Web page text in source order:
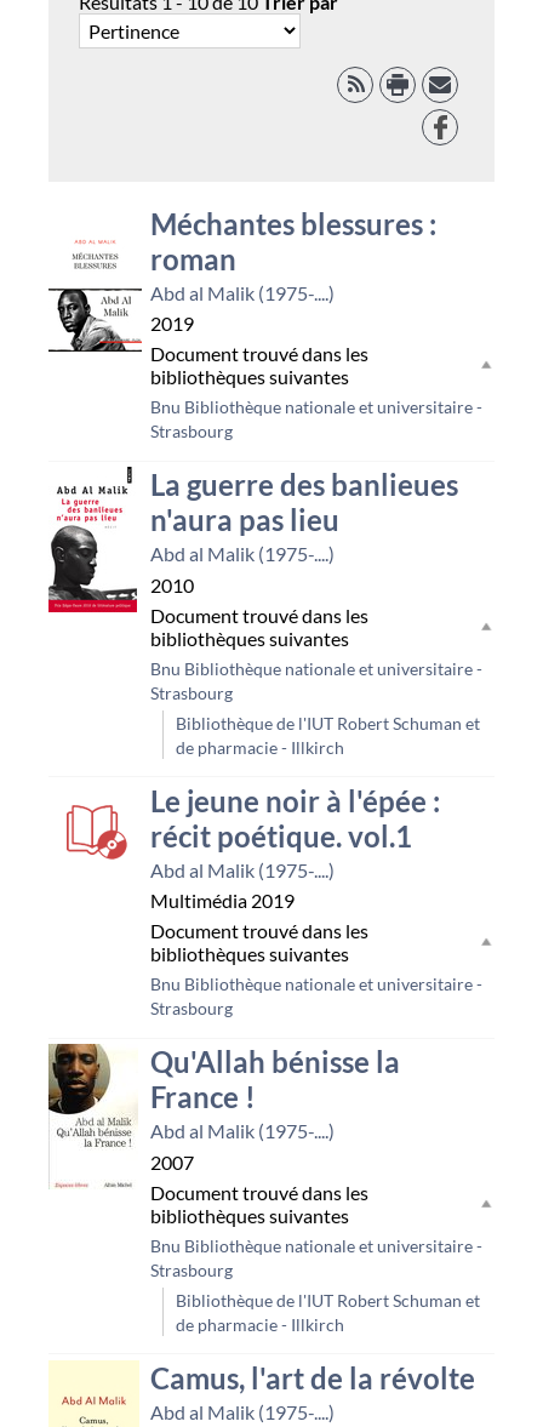
RSS
Facebook
Méchantes blessures :
roman
Abd al Malik (1975-....)
2019
Document trouvé dans les
bibliothèques suivantes
Bnu Bibliothèque nationale et universitaire -
Strasbourg
La guerre des banlieues
n'aura pas lieu
Abd al Malik (1975-....)
2010
Document trouvé dans les
bibliothèques suivantes
Bnu Bibliothèque nationale et universitaire -
Strasbourg
Bibliothèque de l'IUT Robert Schuman et
de pharmacie - Illkirch
Le jeune noir à l'épée :
récit poétique. vol.1
Abd al Malik (1975-....)
Multimédia 2019
Document trouvé dans les
bibliothèques suivantes
Bnu Bibliothèque nationale et universitaire -
Strasbourg
Qu'Allah bénisse la
France !
Abd al Malik (1975-....)
2007
Document trouvé dans les
bibliothèques suivantes
Bnu Bibliothèque nationale et universitaire -
Strasbourg
Bibliothèque de l'IUT Robert Schuman et
de pharmacie - Illkirch
Camus, l'art de la révolte
Abd al Malik (1975-....)